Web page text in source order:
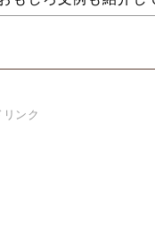
ンク